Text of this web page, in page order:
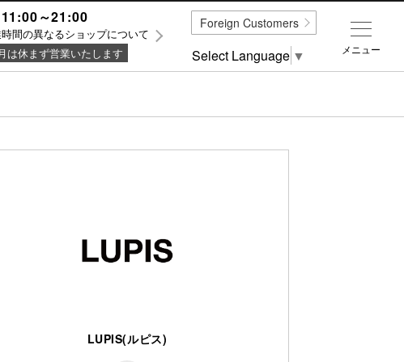
11:00～21:00
間の異なるショップについて
は休まず営業いたします
LUPIS(ルピス)
メニュー
Foreign Customers
Select Language ▼